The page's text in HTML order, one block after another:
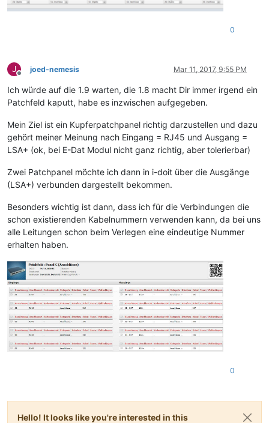
0
J
Offline
joed-nemesis Mar 11, 2017, 9:55 PM
Ich würde auf die 1.9 warten, die 1.8 macht Dir immer irgend ein
Patchfeld kaputt, habe es inzwischen aufgegeben.
Mein Ziel ist ein Kupferpatchpanel richtig darzustellen und dazu
gehört meiner Meinung nach Eingang = RJ45 und Ausgang =
LSA+ (ok, bei E-Dat Modul nicht ganz richtig, aber tolerierbar)
Zwei Patchpanel möchte ich dann in i-doit über die Ausgänge
(LSA+) verbunden dargestellt bekommen.
Besonders wichtig ist dann, dass ich für die Verbindungen die
schon existierenden Kabelnummern verwenden kann, da bei uns
alle Leitungen schon beim Verlegen eine eindeutige Nummer
erhalten haben.
0
Hello! It looks like you're interested in this